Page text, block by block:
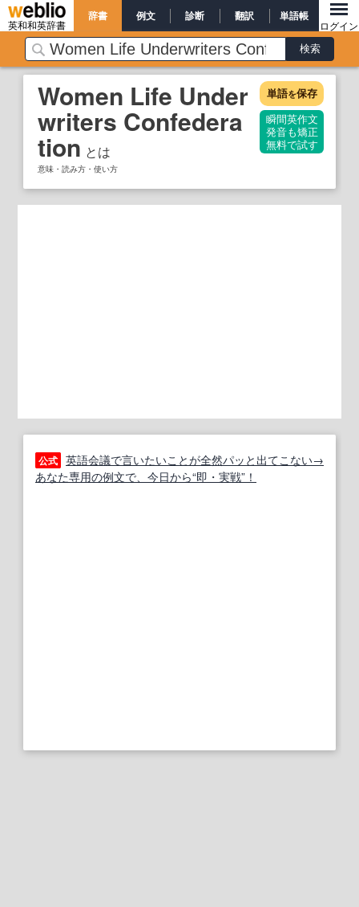
英和和英辞書
辞書 例文 診断 翻訳 単語帳
ログイン
Women Life Under
writers Confedera
tion とは
意味・読み方・使い方
単語を保存
瞬間英作文
発音も矯正
無料で試す
公式 英語会議で言いたいことが全然パッと出てこない→
あなた専用の例文で、今日から“即・実戦”！